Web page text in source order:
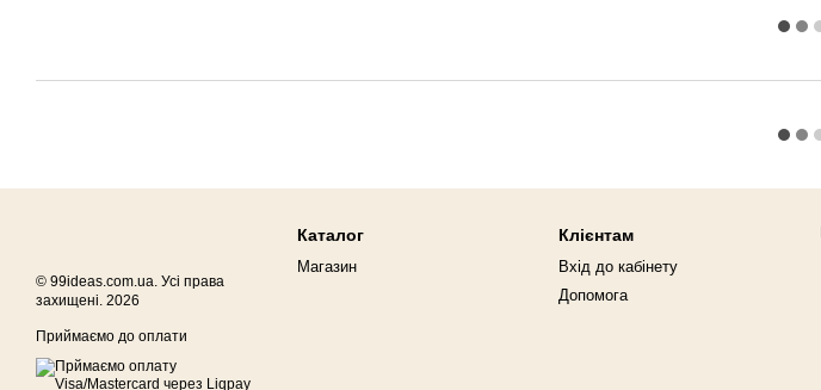
© 99ideas.com.ua. Усі права
захищені. 2026
Приймаємо до оплати
Каталог
Магазин
Клієнтам
Вхід до кабінету
Допомога